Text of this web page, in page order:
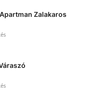
Zalakaros